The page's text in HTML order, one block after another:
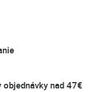
objednávky nad 47€